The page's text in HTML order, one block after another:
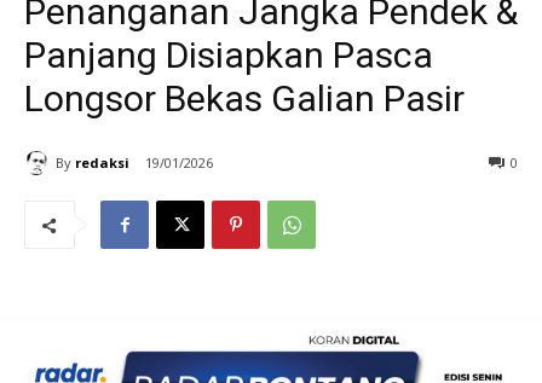
Penanganan Jangka Pendek &
Panjang Disiapkan Pasca
Longsor Bekas Galian Pasir
By redaksi 19/01/2026 0